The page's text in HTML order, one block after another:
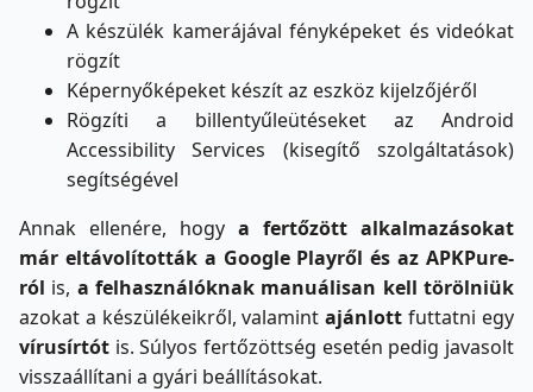
A készülék kamerájával fényképeket és videókat
rögzít
Képernyőképeket készít az eszköz kijelzőjéről
Rögzíti a billentyűleütéseket az Android
Accessibility Services (kisegítő szolgáltatások)
segítségével
Annak ellenére, hogy a fertőzött alkalmazásokat
már eltávolították a Google Playről és az APKPure-
ról is, a felhasználóknak manuálisan kell törölniük
azokat a készülékeikről, valamintajánlott futtatni egy
vírusírtót is. Súlyos fertőzöttség esetén pedig javasolt
visszaállítani a gyári beállításokat.